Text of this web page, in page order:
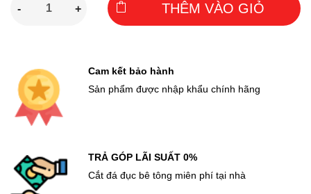
- + THÊM VÀO GIỎ
Cam kết bảo hành
Sản phẩm được nhập khẩu chính hãng
TRẢ GÓP LÃI SUẤT 0%
Cắt đá đục bê tông miên phí tại nhà